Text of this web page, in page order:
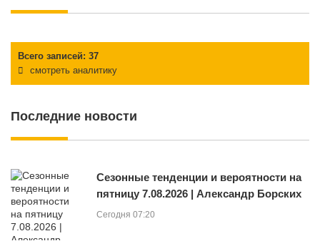
Всего записей: 37
смотреть аналитику
Последние новости
Сезонные тенденции и вероятности на
пятницу 7.08.2026 | Александр Борских
Сегодня 07:20